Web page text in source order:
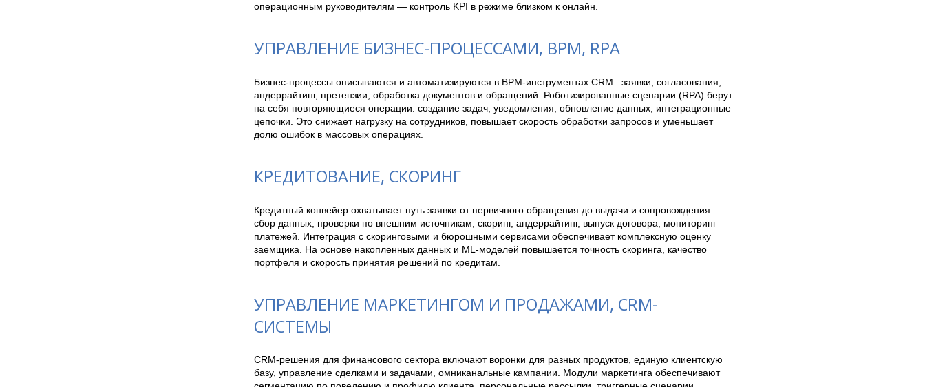
операционным руководителям — контроль KPI в режиме близком к онлайн.
УПРАВЛЕНИЕ БИЗНЕС-ПРОЦЕССАМИ, BPM, RPA
Бизнес-процессы описываются и автоматизируются в BPM-инструментах CRM : заявки, согласования,
андеррайтинг, претензии, обработка документов и обращений. Роботизированные сценарии (RPA) берут
на себя повторяющиеся операции: создание задач, уведомления, обновление данных, интеграционные
цепочки. Это снижает нагрузку на сотрудников, повышает скорость обработки запросов и уменьшает
долю ошибок в массовых операциях.
КРЕДИТОВАНИЕ, СКОРИНГ
Кредитный конвейер охватывает путь заявки от первичного обращения до выдачи и сопровождения:
сбор данных, проверки по внешним источникам, скоринг, андеррайтинг, выпуск договора, мониторинг
платежей. Интеграция с скоринговыми и бюрошными сервисами обеспечивает комплексную оценку
заемщика. На основе накопленных данных и ML-моделей повышается точность скоринга, качество
портфеля и скорость принятия решений по кредитам.
УПРАВЛЕНИЕ МАРКЕТИНГОМ И ПРОДАЖАМИ, CRM-
СИСТЕМЫ
CRM-решения для финансового сектора включают воронки для разных продуктов, единую клиентскую
базу, управление сделками и задачами, омниканальные кампании. Модули маркетинга обеспечивают